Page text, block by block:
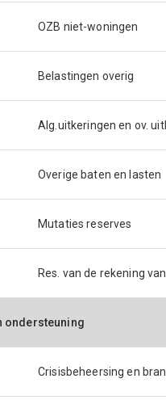
OZB niet-woningen
Belastingen overig
Alg.uitkeringen en ov.
Overige baten en lasten
Mutaties reserves
Res. van de rekening
ondersteuning
Crisisbeheersing en